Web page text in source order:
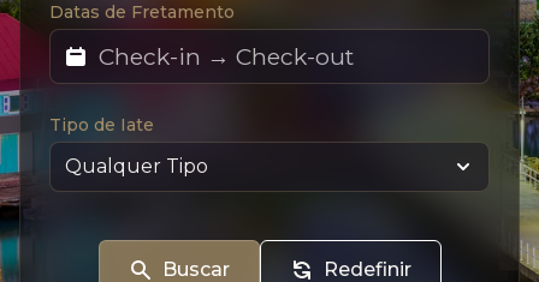
Datas de Fretamento
Tipo de Iate
Buscar Redefinir